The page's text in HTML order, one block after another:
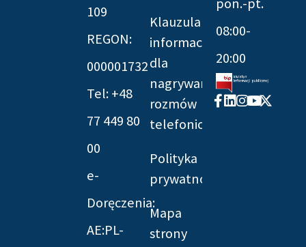
109
REGON:
000001732
Tel: +48
77 449 80
00
e-
Doręczenia:
AE:PL-
Klauzula
informacyjna
dla
nagrywania
rozmów
telefonicznych
Polityka
prywatności
Mapa
strony
08:00-
20:00
Facebook-
f
Linkedin
Instagram
Youtube
X-